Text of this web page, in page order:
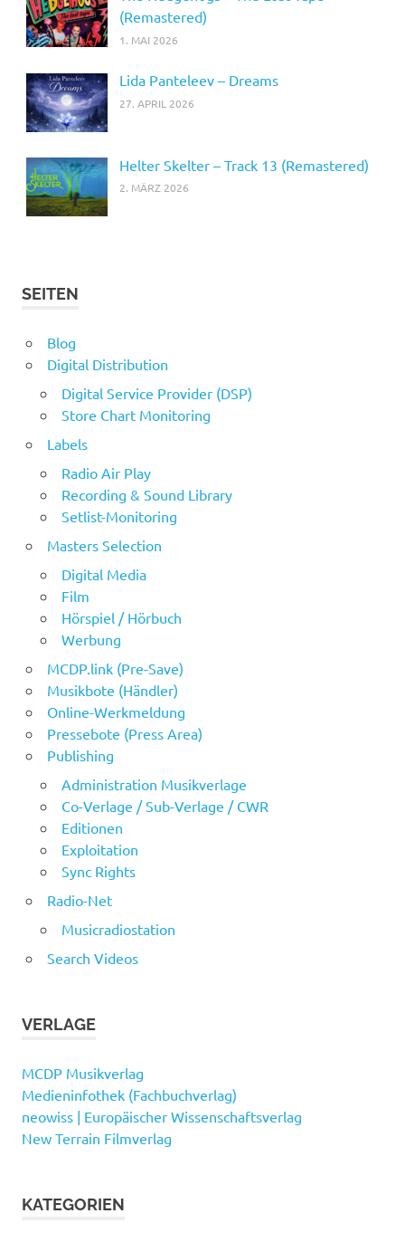
(Remastered)
1. MAI 2026
Lida Panteleev – Dreams
27. APRIL 2026
Helter Skelter – Track 13 (Remastered)
2. MÄRZ 2026
SEITEN
Blog
Digital Distribution
Digital Service Provider (DSP)
Store Chart Monitoring
Labels
Radio Air Play
Recording & Sound Library
Setlist-Monitoring
Masters Selection
Digital Media
Film
Hörspiel / Hörbuch
Werbung
MCDP.link (Pre-Save)
Musikbote (Händler)
Online-Werkmeldung
Pressebote (Press Area)
Publishing
Administration Musikverlage
Co-Verlage / Sub-Verlage / CWR
Editionen
Exploitation
Sync Rights
Radio-Net
Musicradiostation
Search Videos
VERLAGE
MCDP Musikverlag
Medieninfothek (Fachbuchverlag)
neowiss | Europäischer Wissenschaftsverlag
New Terrain Filmverlag
KATEGORIEN